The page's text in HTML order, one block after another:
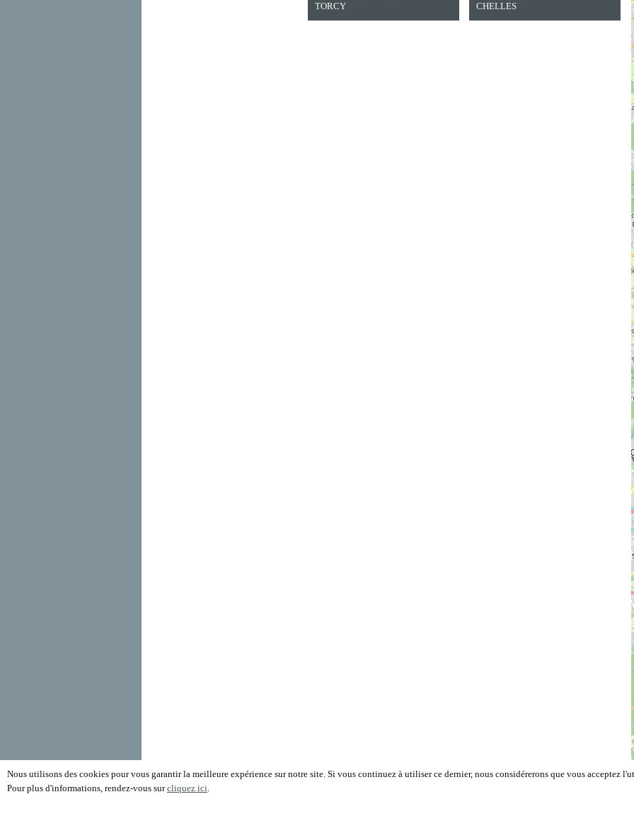
TORCY CHELLES
Nous utilisons des cookies pour vous garantir la meilleure expérience sur notre site. Si vous continuez à utiliser ce dernier, nous considérerons que vous acceptez
Pour plus d'informations, rendez-vous surcliquez ici.